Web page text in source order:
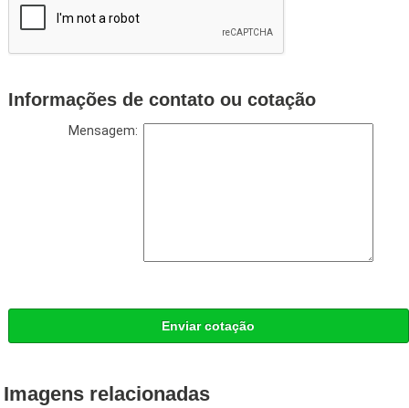
Informações de contato ou cotação
Mensagem:
Enviar cotação
Imagens relacionadas